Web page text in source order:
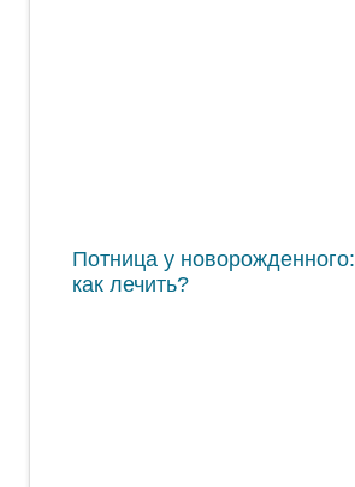
Потница у новорожденного:
как лечить?